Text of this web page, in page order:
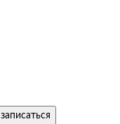
записаться